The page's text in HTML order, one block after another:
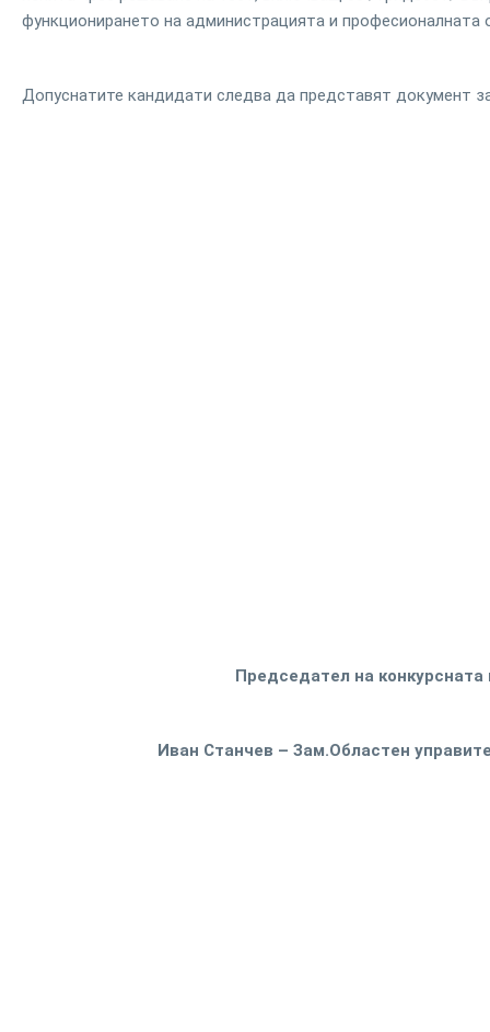
функционирането на администрацията и
Допуснатите кандидати следва да представят документ
Председател на конкурсната
Иван Станчев – Зам.Областен